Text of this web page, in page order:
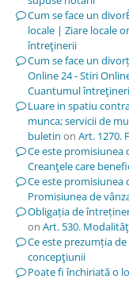
Cum se face un
locale | Ziare locale
întreţinerii
Cum se face un
Online 24 - Stiri
Cuantumul
Luare in spatiu
munca; servicii de
buletin on Art. 1270.
Ce este promisiunea
Creanţele care
Ce este promisiunea
Promisiunea de
Obligația de
on Art. 530.
Ce este prezumția
concepţiunii
Poate fi închiriată o